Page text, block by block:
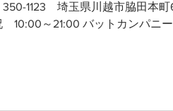
350-1123 埼玉県川越市脇田
～21:00 バットカンパニ